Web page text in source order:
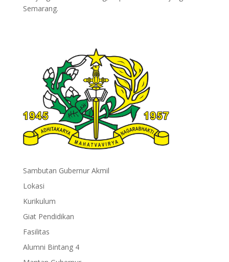
Semarang.
Sambutan Gubernur Akmil
Lokasi
Kurikulum
Giat Pendidikan
Fasilitas
Alumni Bintang 4